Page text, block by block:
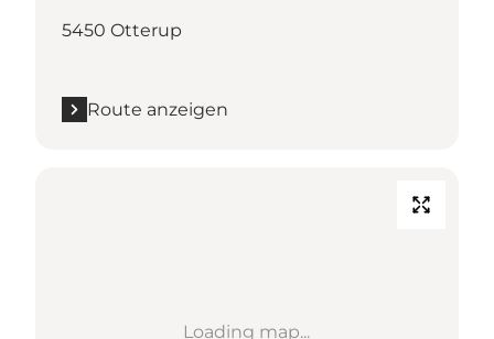
5450 Otterup
Route anzeigen
Loading map...